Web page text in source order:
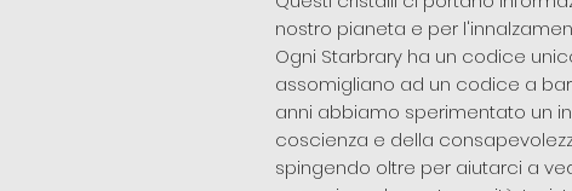
nostro pianeta e per
Ogni Starbrary ha un codice
assomigliano ad un codice a
anni abbiamo sperimentato un
coscienza e della
spingendo oltre per aiutarci a